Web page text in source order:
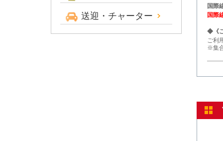
送迎・チャーター
国際
国際
◆《
ご利
※集